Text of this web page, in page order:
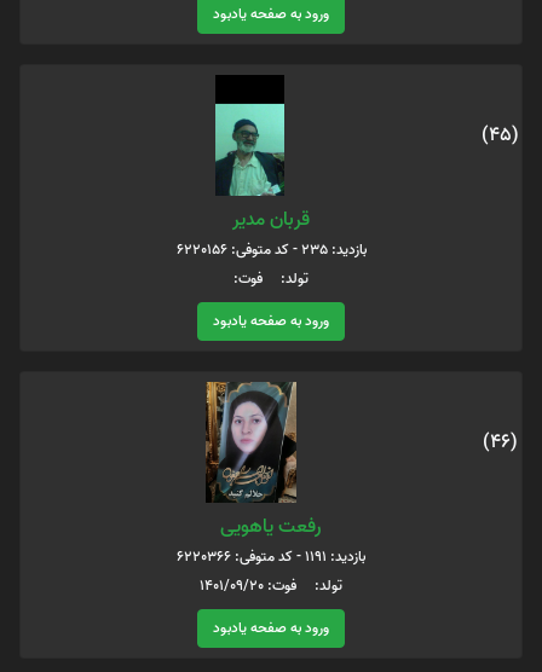
ورود به صفحه یادبود
(45)
قربان مدیر
بازدید: 235 - کد متوفی: 6220156
تولد: فوت:
ورود به صفحه یادبود
(46)
رفعت یاهویی
بازدید: 1191 - کد متوفی: 6220366
تولد: فوت: 1401/09/20
ورود به صفحه یادبود